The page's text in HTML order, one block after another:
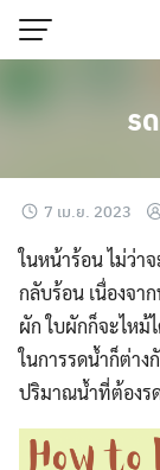
Skip
ร
7 เม.ย. 2023
ในหน้าร้อน ไม่ว่า
กลับร้อน เนื่องจา
ผัก ใบผักก็จะไห
ในการรดน้ำก็ต่า
ปริมาณน้ำที่ต้องร